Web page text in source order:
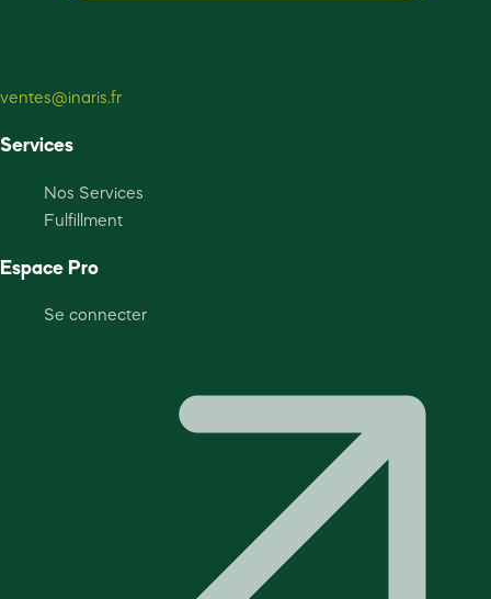
ventes@inaris.fr
Services
Nos Services
Fulfillment
Espace Pro
Se connecter